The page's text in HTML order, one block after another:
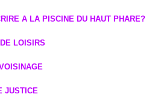
A LA PISCINE DU HAUT PHARE?
LOISIRS
JUSTICE